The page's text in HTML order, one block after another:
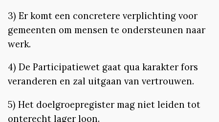
3) Er komt een concretere verplichting voor
gemeenten om mensen te ondersteunen naar
werk.
4) De Participatiewet gaat qua karakter fors
veranderen en zal uitgaan van vertrouwen.
5) Het doelgroepregister mag niet leiden tot
onterecht lager loon.